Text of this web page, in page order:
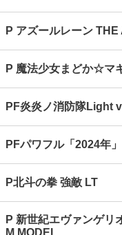
P アズールレーン
P 魔法少女まどか☆マ
PF炎炎ノ消防隊Light
PFパワフル「2024年」
P北斗の拳 強敵 LT
P 新世紀エヴァンゲリ
M MODEL